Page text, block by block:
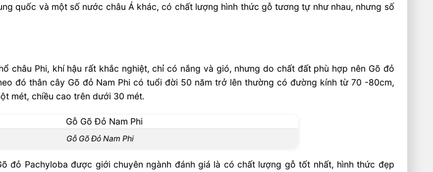
quan
quốc và một số nước châu Á khác, có chất lượng hình thức gỗ tương tự như nhau, nhưng số
châu Phi, khí hậu rất khắc nghiệt, chỉ có nắng và gió, nhưng do chất đất phù hợp nên Gõ đỏ
đó thân cây Gõ đỏ Nam Phi có tuổi đời 50 năm trở lên thường có đường kính từ 70 -80cm,
mét, chiều cao trên dưới 30 mét.
Gỗ Gõ Đỏ Nam Phi
đỏ Pachyloba được giới chuyên ngành đánh giá là có chất lượng gỗ tốt nhất, hình thức đẹp